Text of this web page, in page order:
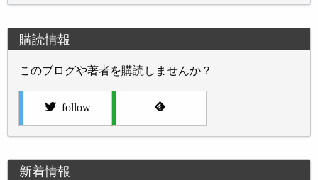
購読情報
このブログや著者を購読しませんか？
follow
新着情報